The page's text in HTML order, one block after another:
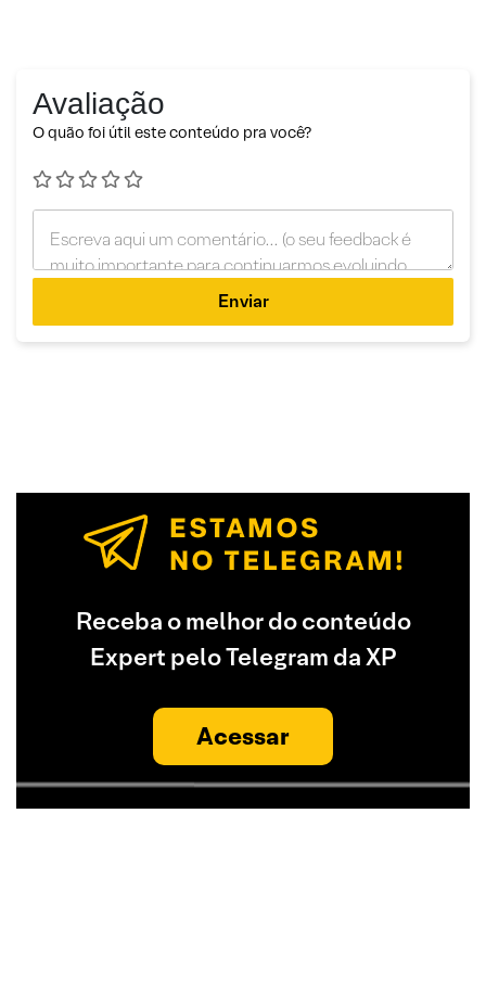
Avaliação
O quão foi útil este conteúdo pra você?
Enviar
Receba o melhor do conteúdo
Expert pelo Telegram da XP
Acessar